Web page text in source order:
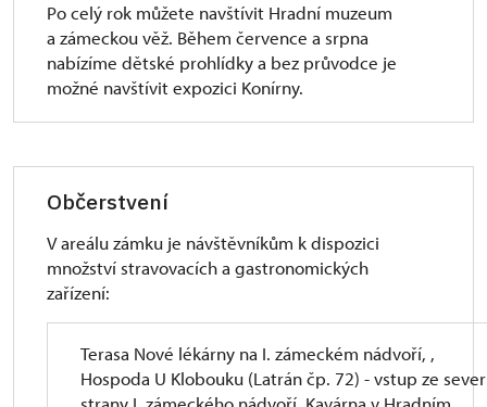
Po celý rok můžete navštívit Hradní muzeum
a zámeckou věž. Během července a srpna
nabízíme dětské prohlídky a bez průvodce je
možné navštívit expozici Konírny.
Občerstvení
V areálu zámku je návštěvníkům k dispozici
množství stravovacích a gastronomických
zařízení:
Terasa Nové lékárny na I. zámeckém nádvoří, ,
Hospoda U Klobouku (Latrán čp. 72) - vstup ze